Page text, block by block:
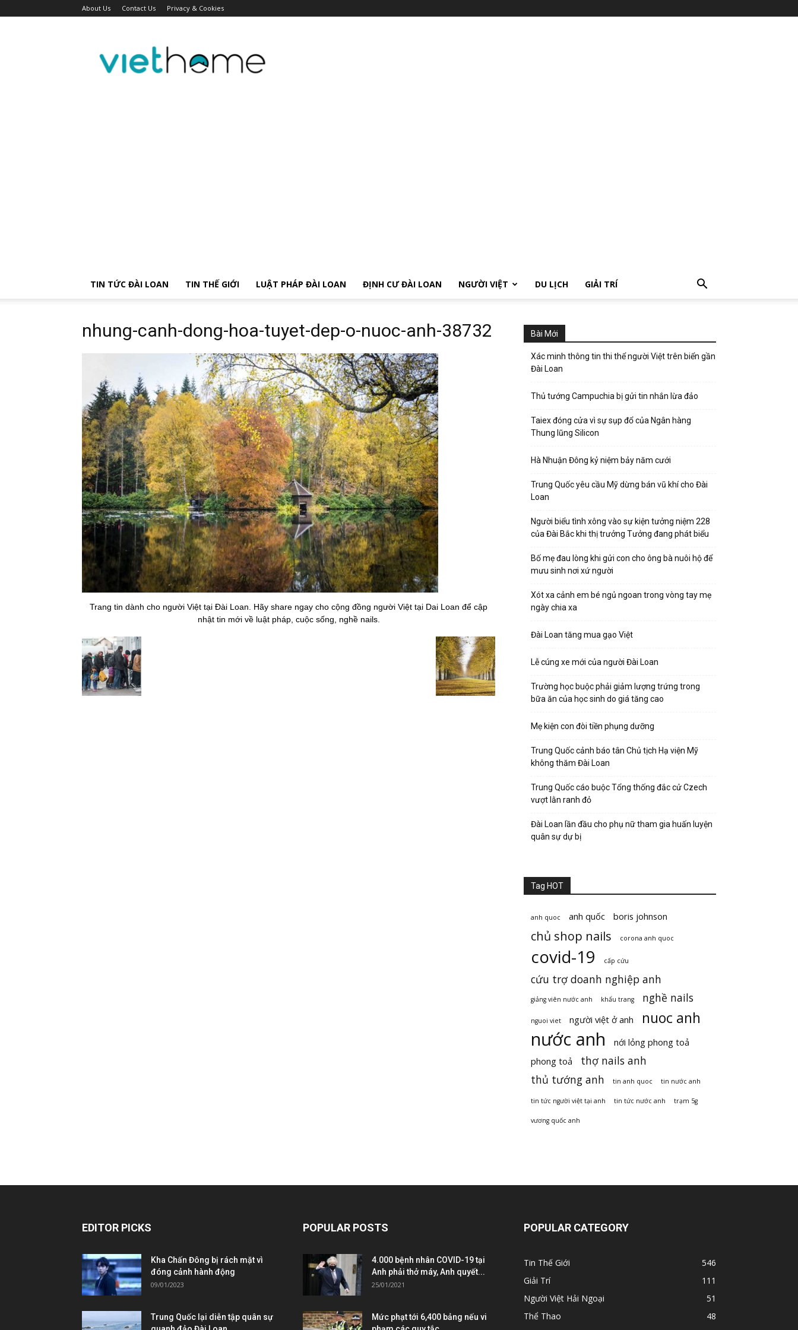
About Us Contact Us Privacy & Cookies
người
Việt
TIN TỨC ĐÀI LOAN TIN THẾ GIỚI LUẬT PHÁP ĐÀI LOAN ĐỊNH CƯ ĐÀI LOAN NGƯỜI VIỆT DU LỊCH GIẢI TRÍ
nhung-canh-dong-hoa-tuyet-dep-o-nuoc-anh-38732
Trang tin dành cho người Việt tại Đài Loan. Hãy share ngay cho cộng đồng người Việt tại Dai Loan để cập
nhật tin mới về luật pháp, cuộc sống, nghề nails.
Bài Mới
Xác minh thông tin thi thể người Việt trên biển gần
Đài Loan
Thủ tướng Campuchia bị gửi tin nhắn lừa đảo
Taiex đóng cửa vì sự sụp đổ của Ngân hàng
Thung lũng Silicon
Hà Nhuận Đông kỷ niệm bảy năm cưới
Trung Quốc yêu cầu Mỹ dừng bán vũ khí cho Đài
Loan
Người biểu tình xông vào sự kiện tưởng niệm 228
của Đài Bắc khi thị trưởng Tưởng đang phát biểu
Bố mẹ đau lòng khi gửi con cho ông bà nuôi hộ để
mưu sinh nơi xứ người
Xót xa cảnh em bé ngủ ngoan trong vòng tay mẹ
ngày chia xa
Đài Loan tăng mua gạo Việt
Lễ cúng xe mới của người Đài Loan
Trường học buộc phải giảm lượng trứng trong
bữa ăn của học sinh do giá tăng cao
Mẹ kiện con đòi tiền phụng dưỡng
Trung Quốc cảnh báo tân Chủ tịch Hạ viện Mỹ
không thăm Đài Loan
Trung Quốc cáo buộc Tổng thống đắc cử Czech
vượt lằn ranh đỏ
Đài Loan lần đầu cho phụ nữ tham gia huấn luyện
quân sự dự bị
Tag HOT
anh quoc anh quốc boris johnson
chủ shop nails corona anh quoc
covid-19 cấp cứu
cứu trợ doanh nghiệp anh
giảng viên nước anh khẩu trang nghề nails
nguoi viet người việt ở anh nuoc anh
nước anh
nới lỏng phong toả
phong toả
thợ nails anh
thủ tướng anh
tin anh quoc tin nước anh
tin tức người việt tại anh tin tức nước anh trạm 5g
vương quốc anh
EDITOR PICKS
Kha Chấn Đông bị rách mặt vì
đóng cảnh hành động
09/01/2023
Trung Quốc lại diễn tập quân sự
POPULAR POSTS
4.000 bệnh nhân COVID-19 tại
Anh phải thở máy, Anh quyết...
25/01/2021
Mức phạt tới 6,400 bảng nếu vi
POPULAR CATEGORY
Tin Thế Giới
546
Giải Trí
111
Người Việt Hải Ngoại
51
Thể Thao
48